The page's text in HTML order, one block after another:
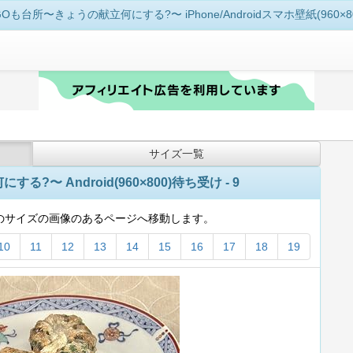
も台所〜きょうの献立何にする?〜 iPhone/Androidスマホ壁紙
サイズ一覧
する?〜 Android(960×800)待ち受け - 9
イズの画像のあるページへ移動します。
11 12 13 14 15 16 17 18 19